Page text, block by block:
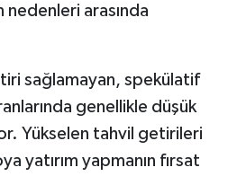
arasında
sağlamayan, spekülatif
genellikle düşük
Yükselen tahvil getirileri
yatırım yapmanın fırsat